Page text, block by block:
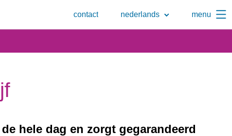
de
contact nederlands menu
hele dag en zorgt gegarandeerd